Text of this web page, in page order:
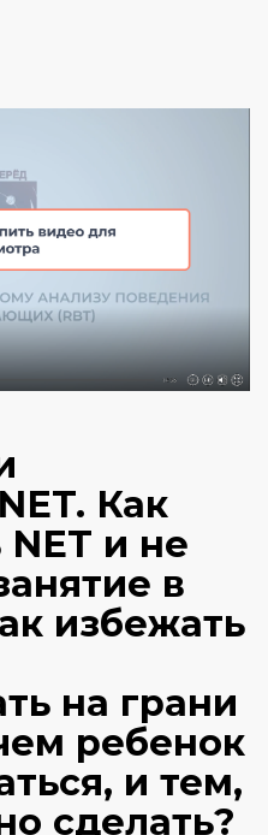
Как
NET и не
в
избежать
на грани
ребенок
и тем,
сделать?